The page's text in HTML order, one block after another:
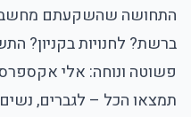
התחושה שהשקעתם
ברשת? לחנויות בקניון?
פשוטה ונוחה: אלי
תמצאו הכל – לגברים, נשים,